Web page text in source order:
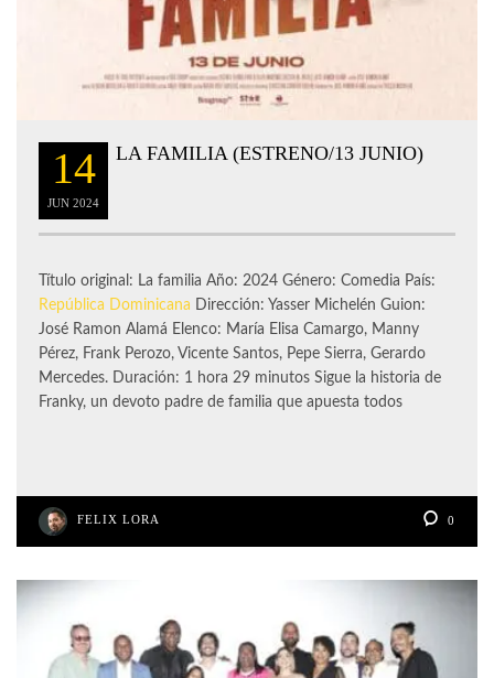
14
JUN 2024
LA FAMILIA (ESTRENO/13 JUNIO)
Título original: La familia Año: 2024 Género: Comedia País:
República Dominicana Dirección: Yasser Michelén Guion:
José Ramon Alamá Elenco: María Elisa Camargo, Manny
Pérez, Frank Perozo, Vicente Santos, Pepe Sierra, Gerardo
Mercedes. Duración: 1 hora 29 minutos Sigue la historia de
Franky, un devoto padre de familia que apuesta todos
FELIX LORA 0